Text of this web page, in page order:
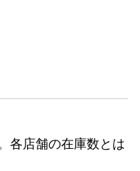
各店舗の在庫数とは